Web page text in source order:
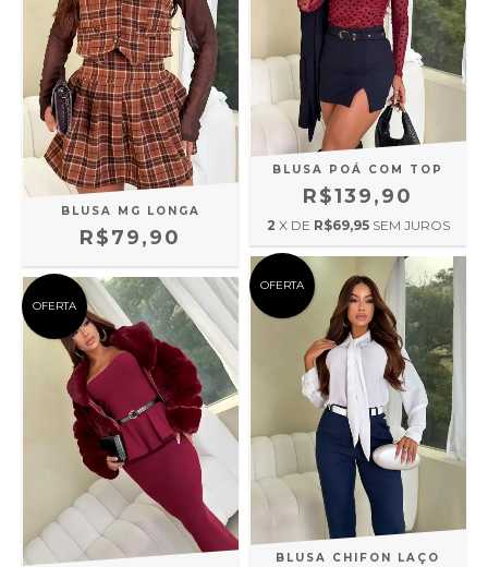
BLUSA MG LONGA
R$79,90
BLUSA POÁ COM TOP
R$139,90
2 X DE R$69,95 SEM JUROS
OFERTA
OFERTA
BLUSA CHIFON LAÇO